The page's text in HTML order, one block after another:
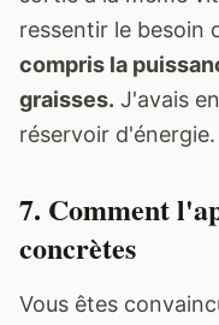
ressentir le besoin
compris la
graisses. J'avais
réservoir d'énergie.
7. Comment
concrètes
Vous êtes